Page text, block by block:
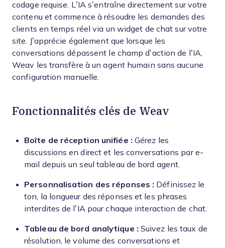
codage requise. L’IA s’entraîne directement sur votre
contenu et commence à résoudre les demandes des
clients en temps réel via un widget de chat sur votre
site. J’apprécie également que lorsque les
conversations dépassent le champ d’action de l’IA,
Weav les transfère à un agent humain sans aucune
configuration manuelle.
Fonctionnalités clés de Weav
Boîte de réception unifiée : Gérez les
discussions en direct et les conversations par e-
mail depuis un seul tableau de bord agent.
Personnalisation des réponses : Définissez le
ton, la longueur des réponses et les phrases
interdites de l’IA pour chaque interaction de chat.
Tableau de bord analytique : Suivez les taux de
résolution, le volume des conversations et